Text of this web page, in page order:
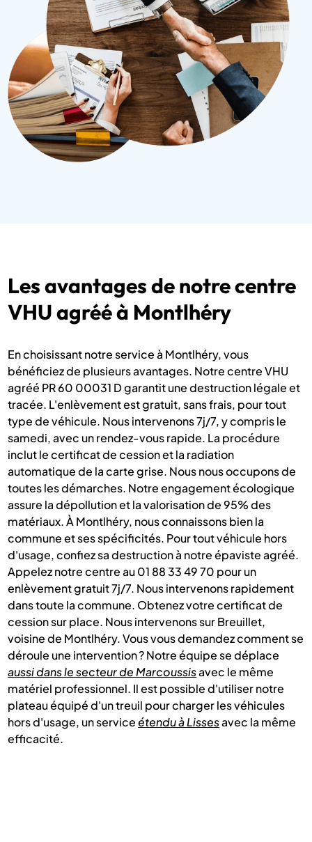
Les avantages de notre centre
VHU agréé à Montlhéry
En choisissant notre service à Montlhéry, vous
bénéficiez de plusieurs avantages. Notre centre VHU
agréé PR 60 00031 D garantit une destruction légale et
tracée. L'enlèvement est gratuit, sans frais, pour tout
type de véhicule. Nous intervenons 7j/7, y compris le
samedi, avec un rendez-vous rapide. La procédure
inclut le certificat de cession et la radiation
automatique de la carte grise. Nous nous occupons de
toutes les démarches. Notre engagement écologique
assure la dépollution et la valorisation de 95% des
matériaux. À Montlhéry, nous connaissons bien la
commune et ses spécificités. Pour tout véhicule hors
d'usage, confiez sa destruction à notre épaviste agréé.
Appelez notre centre au 01 88 33 49 70 pour un
enlèvement gratuit 7j/7. Nous intervenons rapidement
dans toute la commune. Obtenez votre certificat de
cession sur place. Nous intervenons sur Breuillet,
voisine de Montlhéry. Vous vous demandez comment se
déroule une intervention ? Notre équipe se déplace
aussi dans le secteur de Marcoussisavec le même
matériel professionnel. Il est possible d'utiliser notre
plateau équipé d'un treuil pour charger les véhicules
hors d'usage, un serviceétendu à Lissesavec la même
efficacité.